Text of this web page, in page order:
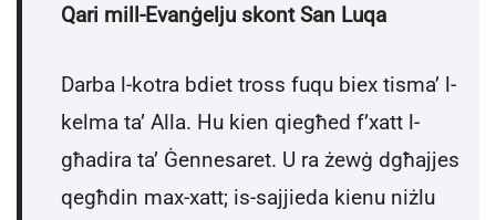
Qari mill-Evanġelju skont San Luqa
Darba l-kotra bdiet tross fuqu biex tisma’ l-
kelma ta’ Alla. Hu kien qiegħed f’xatt l-
għadira ta’ Ġennesaret. U ra żewġ dgħajjes
qegħdin max-xatt; is-sajjieda kienu niżlu